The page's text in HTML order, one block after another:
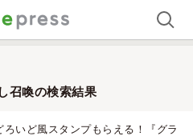
召喚の検索結果
ろいど風スタンプもらえる！『グラ